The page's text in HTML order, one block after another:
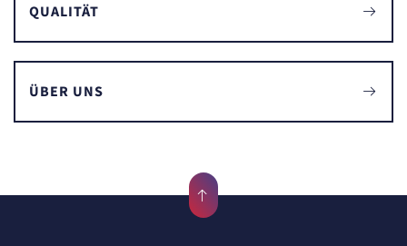
QUALITÄT
ÜBER UNS